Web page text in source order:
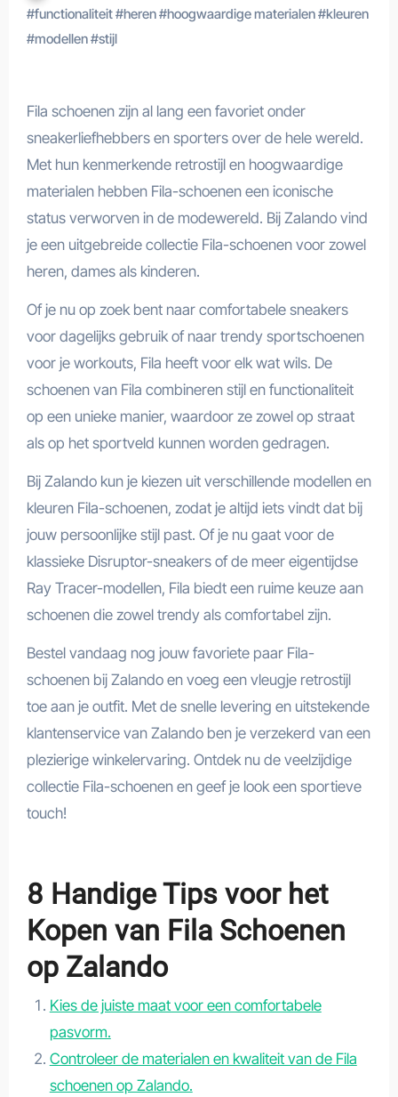
#functionaliteit#heren#hoogwaardige materialen#kleuren
#modellen#stijl
Fila schoenen zijn al lang een favoriet onder
sneakerliefhebbers en sporters over de hele wereld.
Met hun kenmerkende retrostijl en hoogwaardige
materialen hebben Fila-schoenen een iconische
status verworven in de modewereld. Bij Zalando vind
je een uitgebreide collectie Fila-schoenen voor zowel
heren, dames als kinderen.
Of je nu op zoek bent naar comfortabele sneakers
voor dagelijks gebruik of naar trendy sportschoenen
voor je workouts, Fila heeft voor elk wat wils. De
schoenen van Fila combineren stijl en functionaliteit
op een unieke manier, waardoor ze zowel op straat
als op het sportveld kunnen worden gedragen.
Bij Zalando kun je kiezen uit verschillende modellen en
kleuren Fila-schoenen, zodat je altijd iets vindt dat bij
jouw persoonlijke stijl past. Of je nu gaat voor de
klassieke Disruptor-sneakers of de meer eigentijdse
Ray Tracer-modellen, Fila biedt een ruime keuze aan
schoenen die zowel trendy als comfortabel zijn.
Bestel vandaag nog jouw favoriete paar Fila-
schoenen bij Zalando en voeg een vleugje retrostijl
toe aan je outfit. Met de snelle levering en uitstekende
klantenservice van Zalando ben je verzekerd van een
plezierige winkelervaring. Ontdek nu de veelzijdige
collectie Fila-schoenen en geef je look een sportieve
touch!
8 Handige Tips voor het
Kopen van Fila Schoenen
op Zalando
Kies de juiste maat voor een comfortabele
pasvorm.
Controleer de materialen en kwaliteit van de Fila
schoenen op Zalando.